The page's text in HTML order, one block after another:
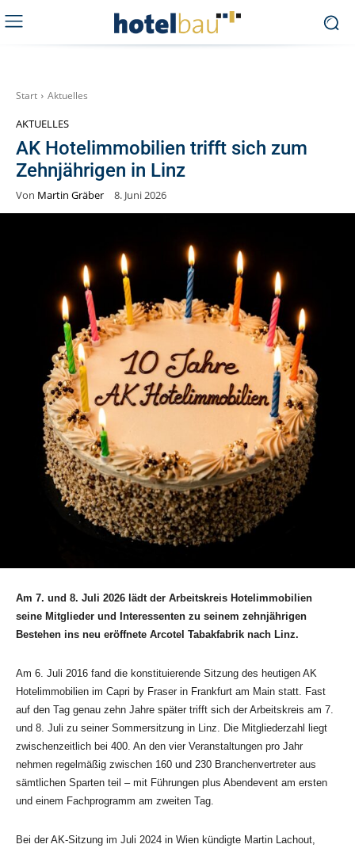
Start Aktuelles
AKTUELLES
AK Hotelimmobilien trifft sich zum
Zehnjährigen in Linz
Von Martin Gräber 8. Juni 2026
Am 7. und 8. Juli 2026 lädt der Arbeitskreis Hotelimmobilien
seine Mitglieder und Interessenten zu seinem zehnjährigen
Bestehen ins neu eröffnete Arcotel Tabakfabrik nach Linz.
Am 6. Juli 2016 fand die konstituierende Sitzung des heutigen AK
Hotelimmobilien im Capri by Fraser in Frankfurt am Main statt. Fast
auf den Tag genau zehn Jahre später trifft sich der Arbeitskreis am 7.
und 8. Juli zu seiner Sommersitzung in Linz. Die Mitgliederzahl liegt
zwischenzeitlich bei 400. An den vier Veranstaltungen pro Jahr
nehmen regelmäßig zwischen 160 und 230 Branchenvertreter aus
sämtlichen Sparten teil – mit Führungen plus Abendevent am ersten
und einem Fachprogramm am zweiten Tag.
Bei der AK-Sitzung im Juli 2024 in Wien kündigte Martin Lachout,